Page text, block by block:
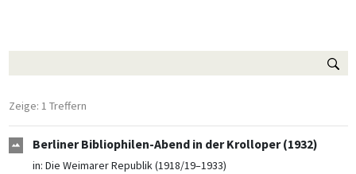
Zeige: 1 Treffern
Berliner Bibliophilen-Abend in der Krolloper (1932)
in: Die Weimarer Republik (1918/19–1933)